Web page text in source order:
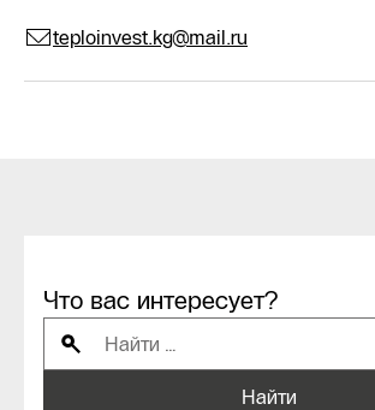
teploinvest.kg@mail.ru
Что вас интересует?
Найти